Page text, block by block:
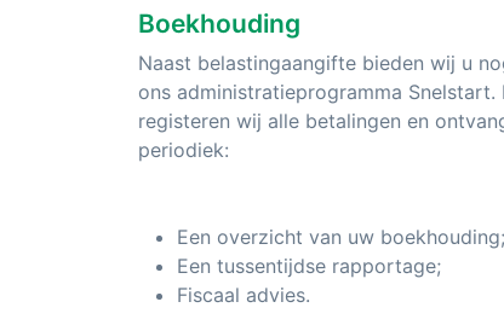
Boekhouding
Naast belastingaangifte bieden wij u
ons administratieprogramma
registeren wij alle betalingen en
periodiek:
Een overzicht van uw boekhouding;
Een tussentijdse rapportage;
Fiscaal advies.